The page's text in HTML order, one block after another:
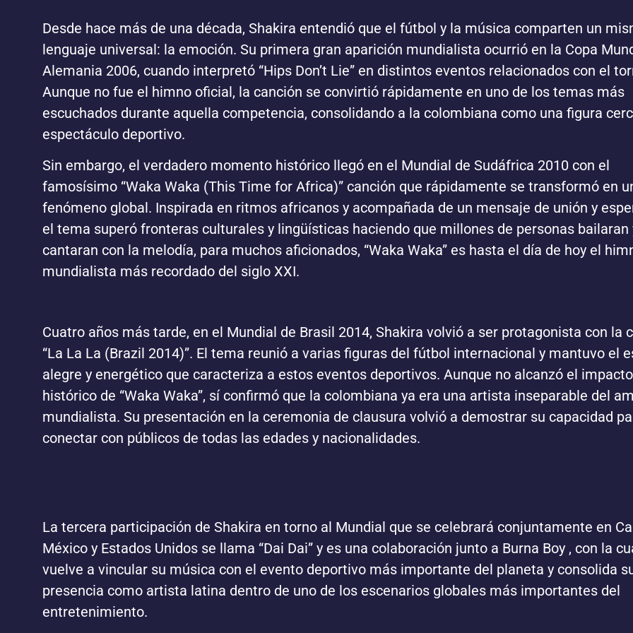
Desde hace más de una década, Shakira entendió que el fútbol y la música comparten un
lenguaje universal: la emoción. Su primera gran aparición mundialista ocurrió en la Copa
Alemania 2006, cuando interpretó “Hips Don’t Lie” en distintos eventos relacionados con el
Aunque no fue el himno oficial, la canción se convirtió rápidamente en uno de los temas más
escuchados durante aquella competencia, consolidando a la colombiana como una figura
espectáculo deportivo.
Sin embargo, el verdadero momento histórico llegó en el Mundial de Sudáfrica 2010 con el
famosísimo “Waka Waka (This Time for Africa)” canción que rápidamente se transformó en
fenómeno global. Inspirada en ritmos africanos y acompañada de un mensaje de unión y
el tema superó fronteras culturales y lingüísticas haciendo que millones de personas bailaran
cantaran con la melodía, para muchos aficionados, “Waka Waka” es hasta el día de hoy el
mundialista más recordado del siglo XXI.
Cuatro años más tarde, en el Mundial de Brasil 2014, Shakira volvió a ser protagonista con la
“La La La (Brazil 2014)”. El tema reunió a varias figuras del fútbol internacional y mantuvo el
alegre y energético que caracteriza a estos eventos deportivos. Aunque no alcanzó el impacto
histórico de “Waka Waka”, sí confirmó que la colombiana ya era una artista inseparable del
mundialista. Su presentación en la ceremonia de clausura volvió a demostrar su capacidad
conectar con públicos de todas las edades y nacionalidades.
La tercera participación de Shakira en torno al Mundial que se celebrará conjuntamente en
México y Estados Unidos se llama “Dai Dai” y es una colaboración junto a Burna Boy , con la
vuelve a vincular su música con el evento deportivo más importante del planeta y consolida
presencia como artista latina dentro de uno de los escenarios globales más importantes del
entretenimiento.